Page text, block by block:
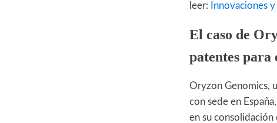
leer:
Innovaciones
El caso de
patentes para
Oryzon Genomics,
con sede en
en su